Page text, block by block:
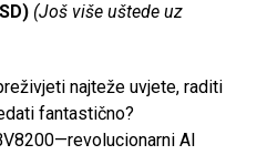
(Još više uštede uz
najteže uvjete, raditi
fantastično?
AI